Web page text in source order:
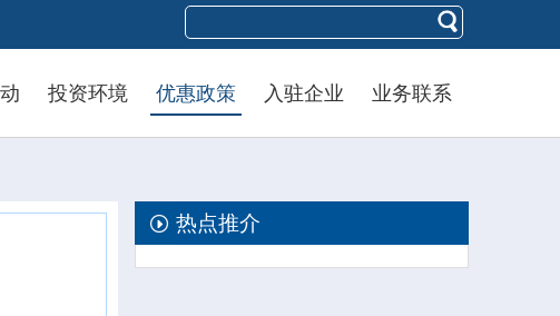
投资环境 优惠政策 入驻企业 业务联系
热点推介